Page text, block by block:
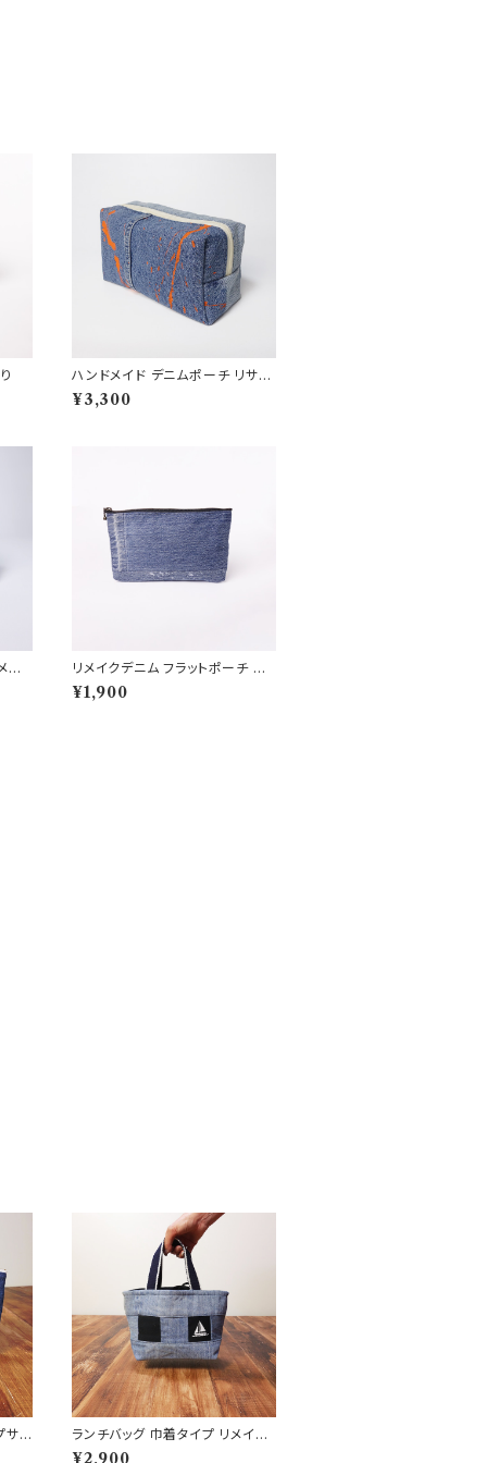
ハンドメイド デニムポーチ リサイ
クル素材使用 大容量 旅行やコス
メ用 送料無料 RD24005
¥3,300
イ
リメイクデニム フラットポーチ ペ
イント ヒゲ落ち レオパード内布
¥1,900
サイ
ランチバッグ 巾着タイプ リメイク
デニム
¥2,900